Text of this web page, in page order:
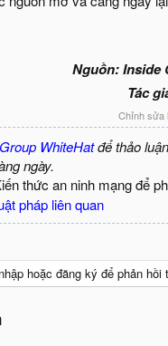
Nguồn: Inside
Tác
Chỉnh sửa
Group WhiteHatđể thảo
ngày.
thức an ninh mạng để
pháp liên quan
hoặc đăng ký để phản hồi